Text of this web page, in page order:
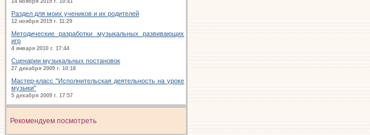
14 ноября 2019 г. 10:41
Раздел для моих учеников и их родителей
12 ноября 2019 г. 11:29
Методические разработки музыкальных развивающих
игр
4 января 2010 г. 17:44
Сценарии музыкальных постановок
27 декабря 2009 г. 10:18
Мастер-класс "Исполнительская деятельность на уроке
музыки"
5 декабря 2009 г. 17:57
Рекомендуем посмотреть